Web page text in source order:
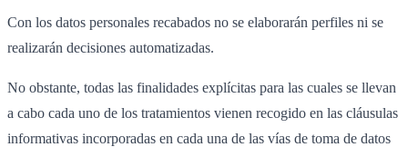
Con los datos personales recabados no se elaborarán perfiles ni se
realizarán decisiones automatizadas.
No obstante, todas las finalidades explícitas para las cuales se llevan
a cabo cada uno de los tratamientos vienen recogido en las cláusulas
informativas incorporadas en cada una de las vías de toma de datos